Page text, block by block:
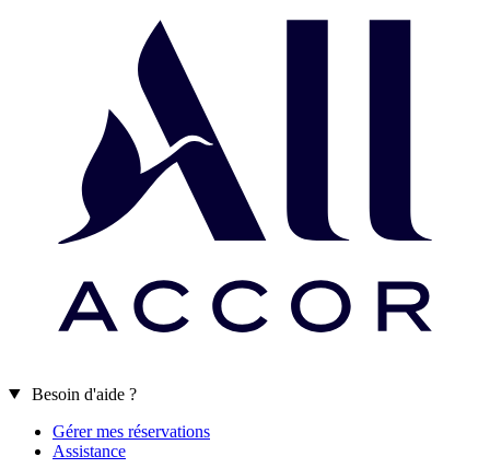
Besoin d'aide ?
Gérer mes réservations
Assistance